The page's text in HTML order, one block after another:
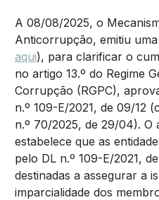
A 08/08/2025, o
Anticorrupção, emitiu
aqui), para clarificar o
no artigo 13.º do Regime
Corrupção (RGPC),
n.º 109-E/2021, de 09/12
n.º 70/2025, de 29/04). O
estabelece que as
pelo DL n.º 109-E/2021,
destinadas a assegurar a
imparcialidade dos